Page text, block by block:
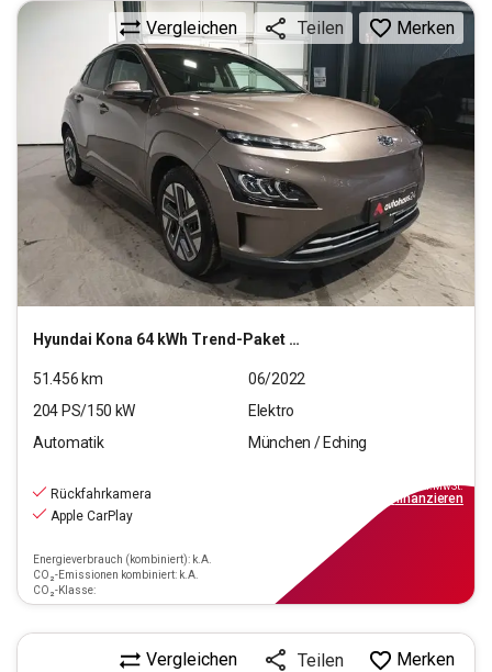
Hyundai Kona 64 kWh Trend-Paket Elektro 2WD
Vergleichen Teilen Merken
51.456 km
06/2022
204 PS/150 kW
Elektro
Automatik
München / Eching
Rückfahrkamera
Apple CarPlay
Energieverbrauch (kombiniert): k.A.
CO₂-Emissionen kombiniert: k.A.
CO₂-Klasse:
inkl.MwSt.
finanzieren
Vergleichen Teilen Merken